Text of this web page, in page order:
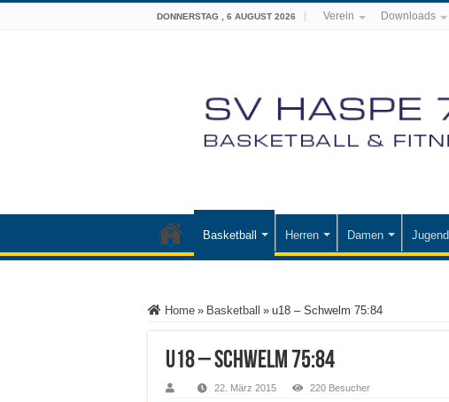
DONNERSTAG , 6 AUGUST 2026 Verein Downloads
Basketball Herren Damen Jugend
Home » Basketball » u18 – Schwelm 75:84
u18 – Schwelm 75:84
22. März 2015 220 Besucher